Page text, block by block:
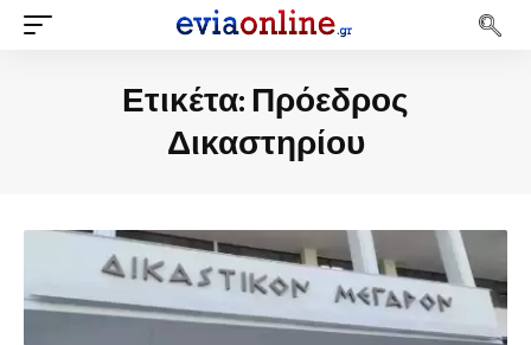
Ετικέτα: Πρόεδρος
Δικαστηρίου